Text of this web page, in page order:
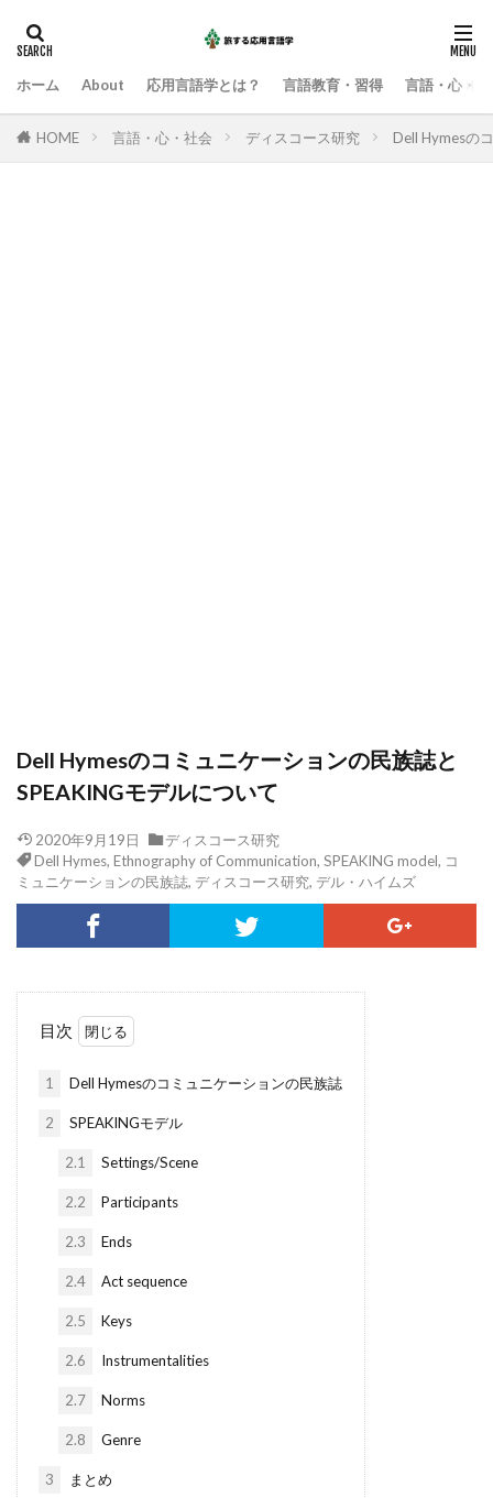
ホーム About 応用言語学とは？ 言語教育・習得 言語・心・
HOME 言語・心・社会 ディスコース研究 Dell Hymesの
Dell Hymesのコミュニケーションの民族誌と
SPEAKINGモデルについて
2020年9月19日
ディスコース研究
Dell Hymes, Ethnography of Communication, SPEAKING model, コ
ミュニケーションの民族誌, ディスコース研究, デル・ハイムズ
目次
1 Dell Hymesのコミュニケーションの民族誌
2 SPEAKINGモデル
2.1 Settings/Scene
2.2 Participants
2.3 Ends
2.4 Act sequence
2.5 Keys
2.6 Instrumentalities
2.7 Norms
2.8 Genre
3 まとめ